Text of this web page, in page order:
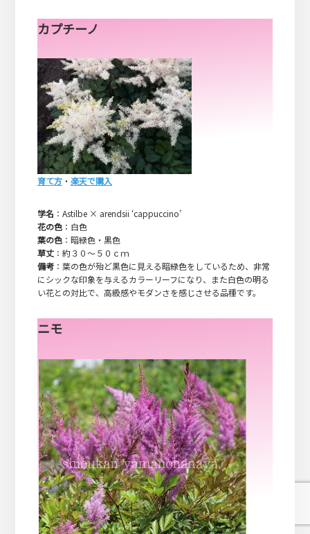
カプチーノ
育て方・ 楽天で購入
学名 ：Astilbe × arendsii ‘cappuccino’
花の色：白色
葉の色：暗緑色・黒色
草丈：約３０～５０ｃｍ
備考：葉の色が殆ど黒色に見える暗緑色をしているため、非常
にシックな印象を与えるカラーリーフになり、また白色の明る
い花との対比で、高級感やモダンさを感じさせる品種です。
ニモ